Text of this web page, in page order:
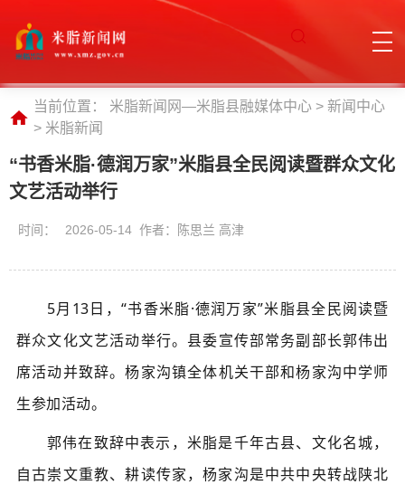
当前位置： 米脂新闻网—米脂县融媒体中心 > 新闻中心
> 米脂新闻
“书香米脂·德润万家”米脂县全民阅读暨群众文化
文艺活动举行
时间： 2026-05-14 作者：陈思兰 高津
5月13日，“书香米脂·德润万家”米脂县全民阅读暨
群众文化文艺活动举行。县委宣传部常务副部长郭伟出
席活动并致辞。杨家沟镇全体机关干部和杨家沟中学师
生参加活动。
郭伟在致辞中表示，米脂是千年古县、文化名城，
自古崇文重教、耕读传家，杨家沟是中共中央转战陕北